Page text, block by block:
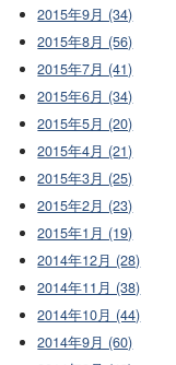
2015年9月 (34)
2015年8月 (56)
2015年7月 (41)
2015年6月 (34)
2015年5月 (20)
2015年4月 (21)
2015年3月 (25)
2015年2月 (23)
2015年1月 (19)
2014年12月 (28)
2014年11月 (38)
2014年10月 (44)
2014年9月 (60)